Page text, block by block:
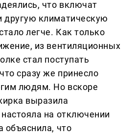
что включат
другую климатическую
легче. Как только
из вентиляционных
стал поступать
сразу же принесло
людям. Но вскоре
выразила
на отключении
объяснила, что